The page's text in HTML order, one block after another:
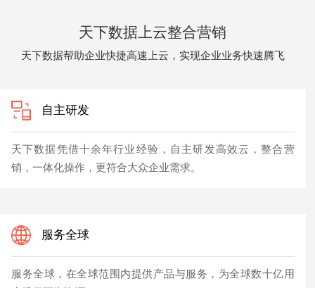
天下数据上云整合营销
天下数据帮助企业快捷高速上云，实现企业业务快速腾飞
自主研发
天下数据凭借十余年行业经验，自主研发高效云，整合营
销，一体化操作，更符合大众企业需求。
服务全球
服务全球，在全球范围内提供产品与服务，为全球数十亿用